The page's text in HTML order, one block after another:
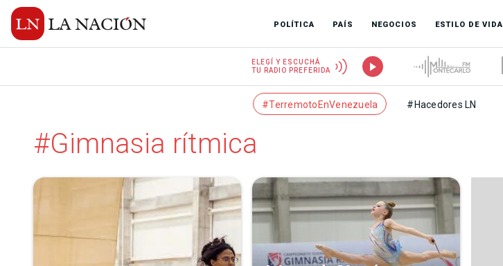
POLÍTICA PAÍS NEGOCIOS ESTILO DE VIDA
ELEGÍ Y ESCUCHÁ
TU RADIO PREFERIDA
#TerremotoEnVenezuela #Hacedores LN
#Gimnasia rítmica